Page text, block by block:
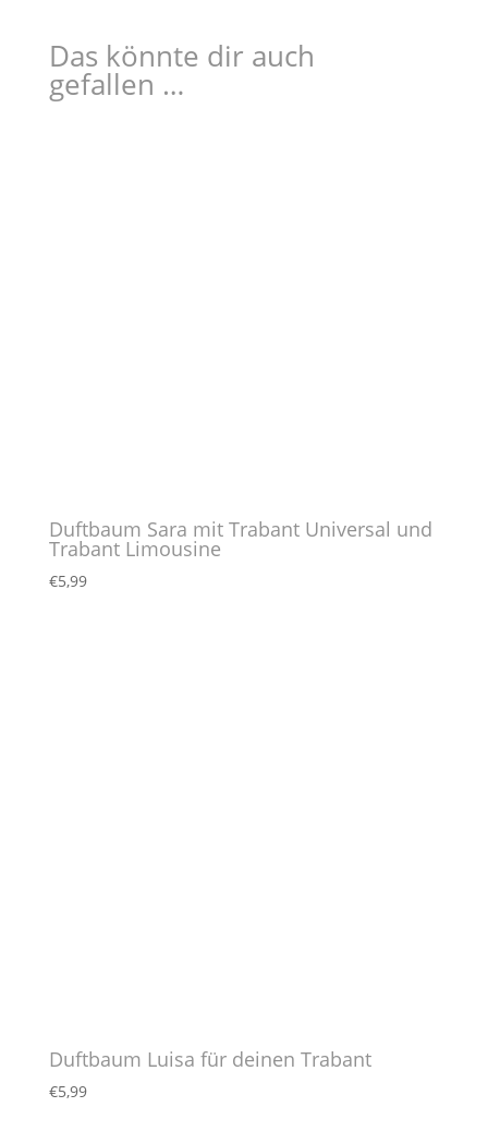
Das könnte dir auch
gefallen …
Duftbaum Sara mit Trabant Universal und
Trabant Limousine
€5,99
Duftbaum Luisa für deinen Trabant
€5,99